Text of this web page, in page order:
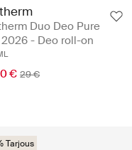
Duo Deo Pure
- Deo roll-on
€ 29 €
Tarjous